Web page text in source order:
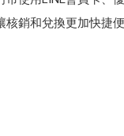
核銷和兌換更加快捷